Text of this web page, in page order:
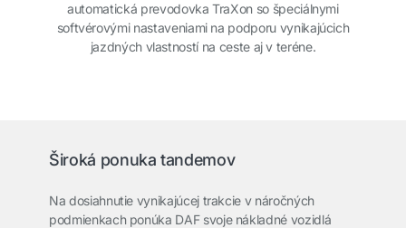
automatická prevodovka TraXon so špeciálnymi
softvérovými nastaveniami na podporu vynikajúcich
jazdných vlastností na ceste aj v teréne.
Široká ponuka tandemov
Na dosiahnutie vynikajúcej trakcie v náročných
podmienkach ponúka DAF svoje nákladné vozidlá